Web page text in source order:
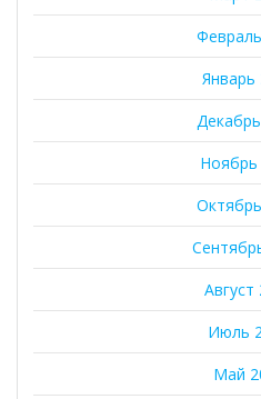
Январь
Ноябрь
Август
Июль
Май